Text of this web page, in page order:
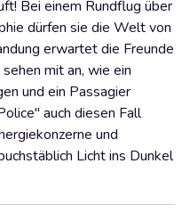
Bei einem Rundflug über
dürfen sie die Welt von
erwartet die Freunde
mit an, wie ein
und ein Passagier
auch diesen Fall
und
Licht ins Dunkel